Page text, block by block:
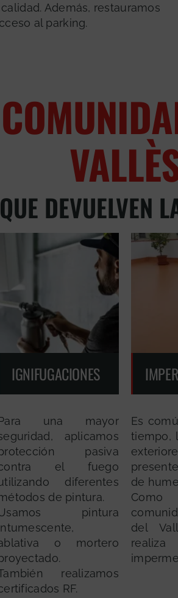
Además, restauramos
al parking.
DEVUELVEN
IGNIFUGACIONES
una mayor
aplicamos
pasiva
el fuego
diferentes
de pintura.
pintura
o mortero
realizamos
RF.
Es
tiempo,
de
del
realiza